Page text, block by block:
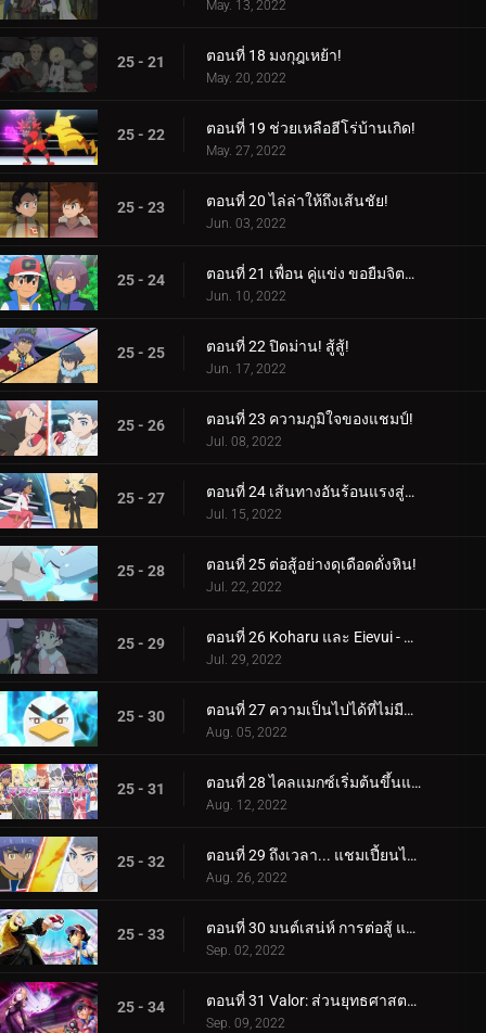
May. 13, 2022
25 - 21 ตอนที่ 18 มงกุฎเหย้า!
May. 20, 2022
25 - 22 ตอนที่ 19 ช่วยเหลือฮีโร่บ้านเกิด!
May. 27, 2022
25 - 23 ตอนที่ 20 ไล่ล่าให้ถึงเส้นชัย!
Jun. 03, 2022
25 - 24 ตอนที่ 21 เพื่อน คู่แข่ง ขอยืมจิตวิญญาณของคุณมาให้ฉัน!
Jun. 10, 2022
25 - 25 ตอนที่ 22 ปิดม่าน! สู้สู้!
Jun. 17, 2022
25 - 26 ตอนที่ 23 ความภูมิใจของแชมป์!
Jul. 08, 2022
25 - 27 ตอนที่ 24 เส้นทางอันร้อนแรงสู่การเป็นผู้เชี่ยวชาญ!
Jul. 15, 2022
25 - 28 ตอนที่ 25 ต่อสู้อย่างดุเดือดดั่งหิน!
Jul. 22, 2022
25 - 29 ตอนที่ 26 Koharu และ Eievui - ปาฏิหาริย์แห่งวิวัฒนาการ
Jul. 29, 2022
25 - 30 ตอนที่ 27 ความเป็นไปได้ที่ไม่มีที่สิ้นสุด!
Aug. 05, 2022
25 - 31 ตอนที่ 28 ไคลแมกซ์เริ่มต้นขึ้นแล้ว! ประสบการณ์การแข่งขันระดับปรมาจารย์ของ Satoshi!!
Aug. 12, 2022
25 - 32 ตอนที่ 29 ถึงเวลา... แชมเปี้ยนไทม์! (1)
Aug. 26, 2022
25 - 33 ตอนที่ 30 มนต์เสน่ห์ การต่อสู้ และความสับสน! (2)
Sep. 02, 2022
25 - 34 ตอนที่ 31 Valor: ส่วนยุทธศาสตร์ของการต่อสู้! (3)
Sep. 09, 2022